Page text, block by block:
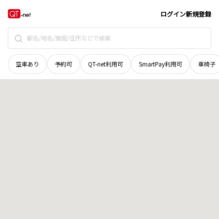
ログイン新規登録
空車あり 予約可 QT-net利用可 SmartPay利用可 車椅子
北海道